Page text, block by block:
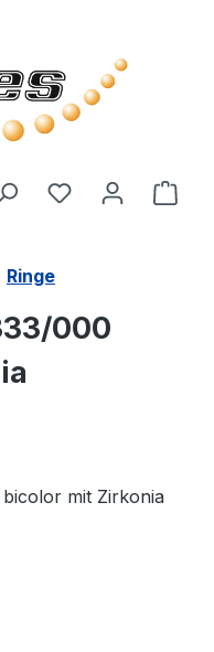
Du hast 0
Ringe
000